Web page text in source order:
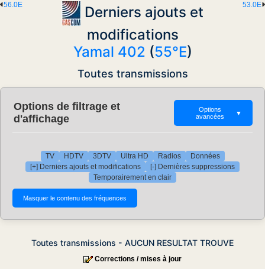
53.0E
56.0E
Derniers ajouts et
modifications
Yamal 402 (55°E)
Toutes transmissions
Options de filtrage et
d'affichage
Options
avancées
▼
TV HDTV 3DTV Ultra HD Radios
Données
[+] Derniers ajouts et modifications
[-] Dernières suppressions
Temporairement en clair
Toutes transmissions - AUCUN RESULTAT TROUVE
Corrections / mises à jour